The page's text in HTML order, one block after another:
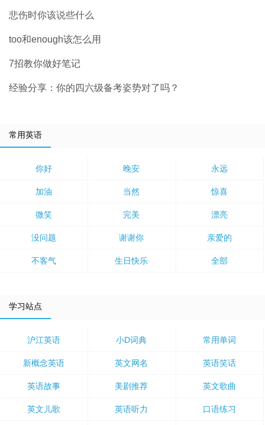
悲伤时你该说些什么
too和enough该怎么用
7招教你做好笔记
经验分享：你的四六级备考姿势对了吗？
常用英语
你好 晚安 永远
加油 当然 惊喜
微笑 完美 漂亮
没问题 谢谢你 亲爱的
不客气 生日快乐 全部
学习站点
沪江英语 小D词典 常用单词
新概念英语 英文网名 英语笑话
英语故事 美剧推荐 英文歌曲
英文儿歌 英语听力 口语练习